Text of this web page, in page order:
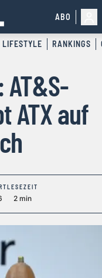
ABO
LIFESTYLE RANKINGS
AT&S-
ATX auf
LESEZEIT
2 min